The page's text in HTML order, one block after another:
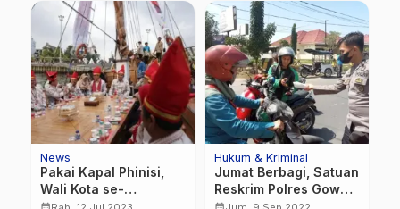
News
Pakai Kapal Phinisi,
Wali Kota se-
Indonesia Diajak
Hukum & Kriminal
Jumat Berbagi, Satuan
Reskrim Polres Gowa
Bagikan Makanan Ke